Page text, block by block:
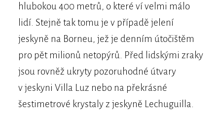
hlubokou 400 metrů, o které ví velmi málo
lidí. Stejně tak tomu je v případě jelení
jeskyně na Borneu, jež je denním útočištěm
pro pět milionů netopýrů. Před lidskými zraky
jsou rovněž ukryty pozoruhodné útvary
v jeskyni Villa Luz nebo na překrásné
šestimetrové krystaly z jeskyně Lechuguilla.